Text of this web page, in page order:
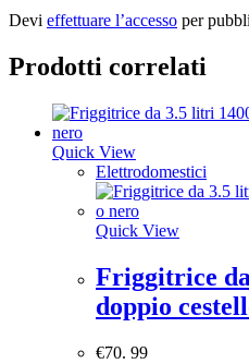
Devi effettuare l’accesso per
Prodotti correlati
Quick View
Elettrodomestici
Quick View
Friggitrice
doppio
€70. 99